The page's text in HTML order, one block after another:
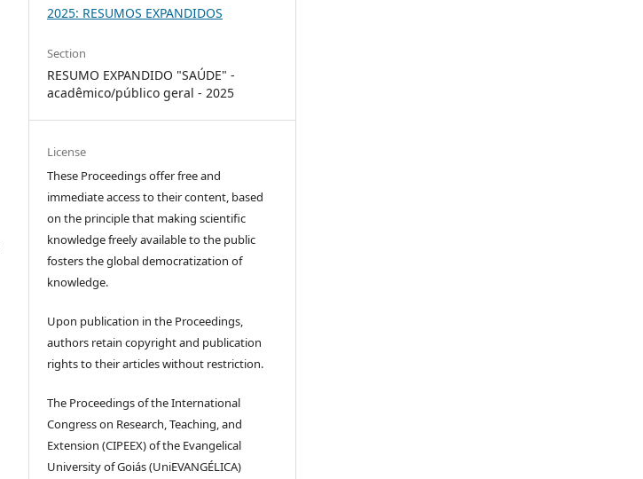
2025: RESUMOS EXPANDIDOS
Section
RESUMO EXPANDIDO "SAÚDE" -
acadêmico/público geral - 2025
License
These Proceedings offer free and
immediate access to their content, based
on the principle that making scientific
knowledge freely available to the public
fosters the global democratization of
knowledge.
Upon publication in the Proceedings,
authors retain copyright and publication
rights to their articles without restriction.
The Proceedings of the International
Congress on Research, Teaching, and
Extension (CIPEEX) of the Evangelical
University of Goiás (UniEVANGÉLICA)